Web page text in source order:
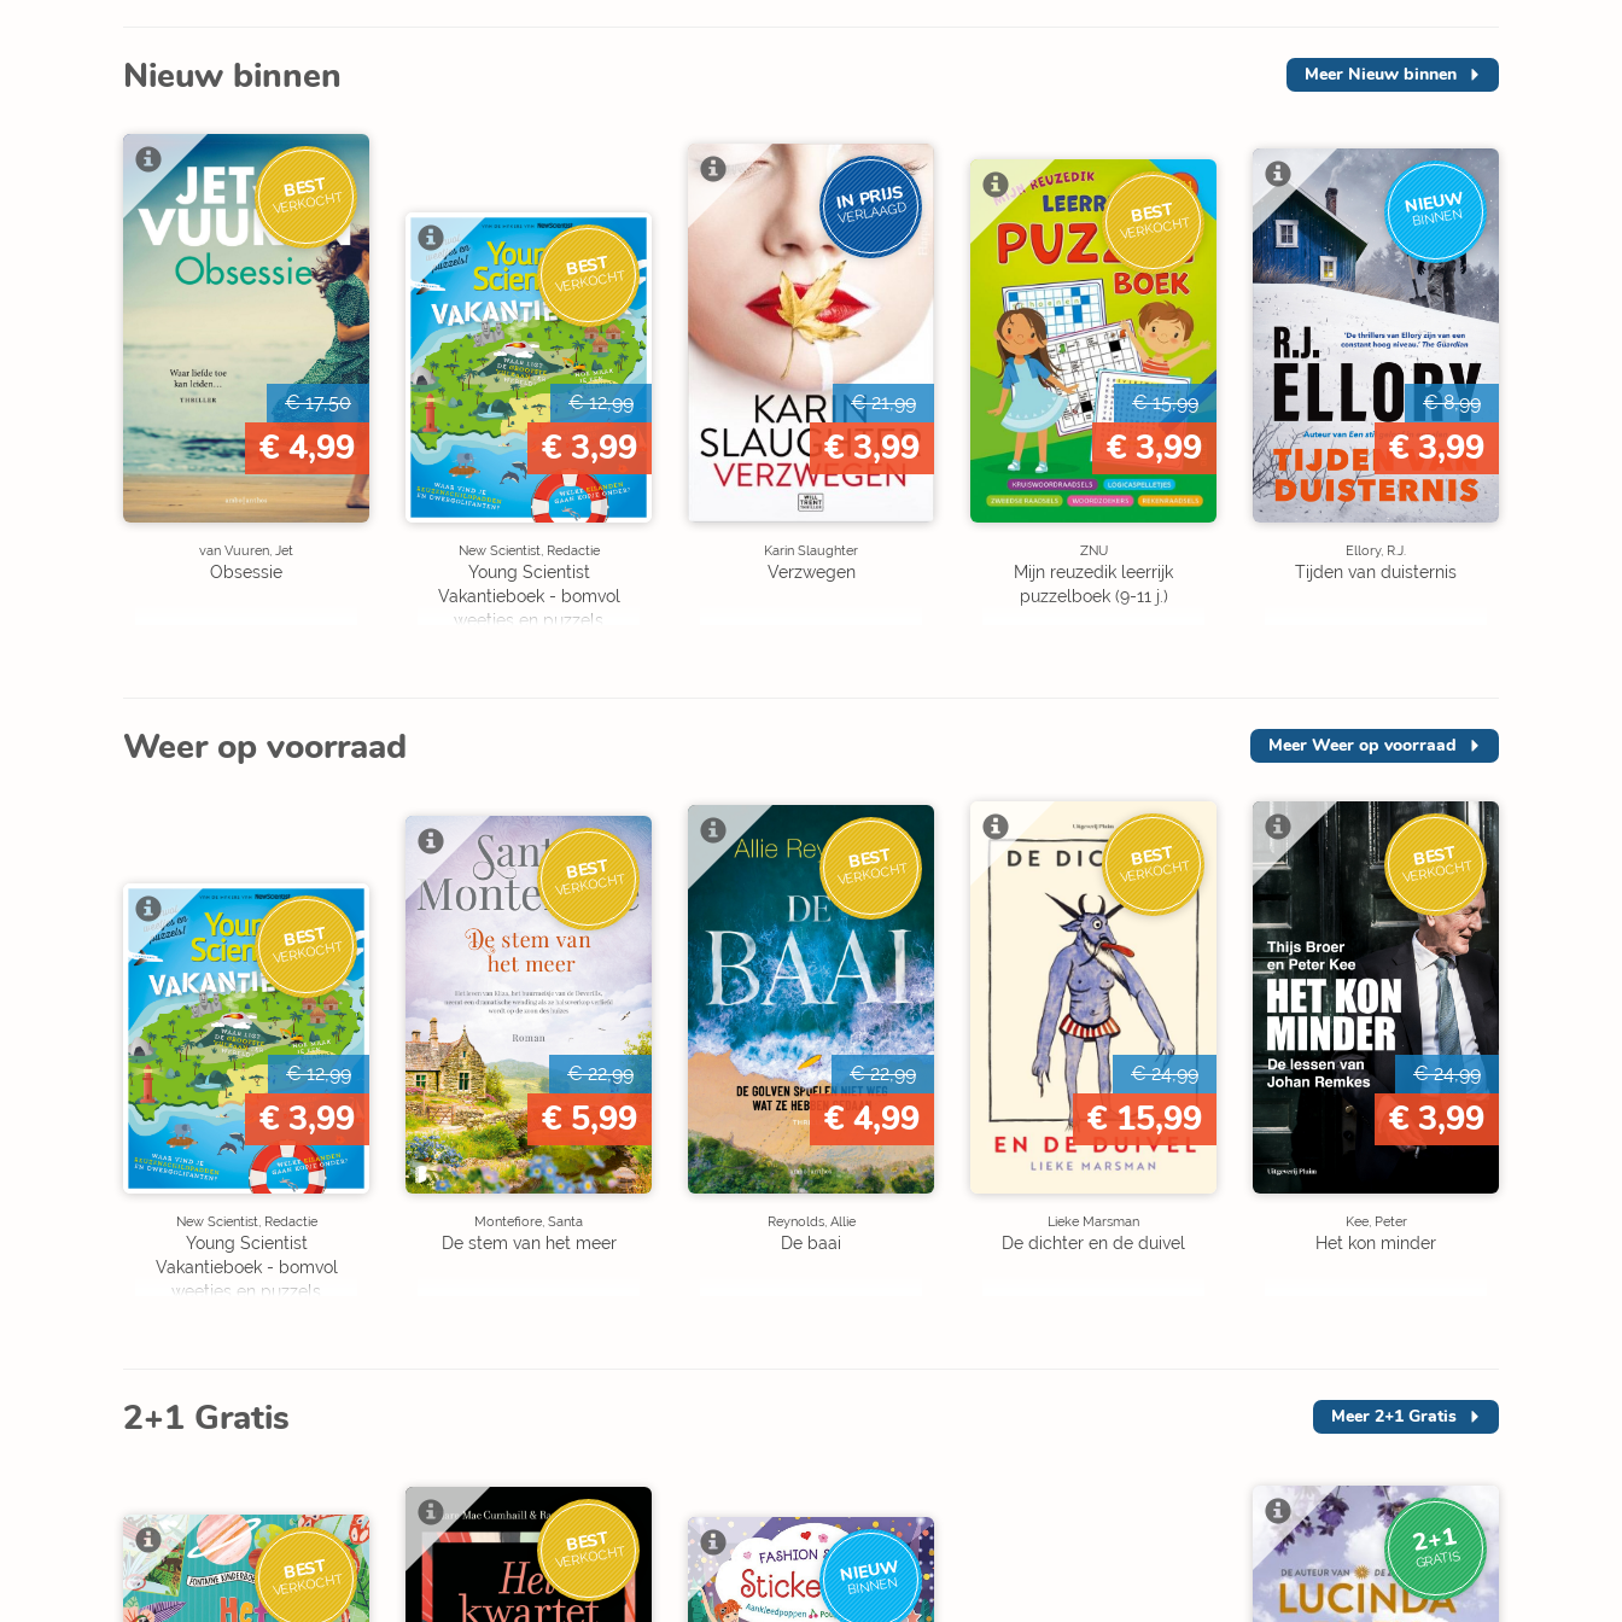
Nieuw binnen Meer Nieuw binnen
BEST
VERKOCHT
€ 17,50
€ 4,99
van Vuuren, Jet
Obsessie
BEST
VERKOCHT
€ 12,99
€ 3,99
New Scientist, Redactie
Young Scientist
Vakantieboek - bomvol
weetjes en puzzels
IN PRIJS
VERLAAGD
€ 21,99
€ 3,99
Karin Slaughter
Verzwegen
BEST
VERKOCHT
€ 15,99
€ 3,99
ZNU
Mijn reuzedik leerrijk
puzzelboek (9-11 j.)
NIEUW
BINNEN
€ 8,99
€ 3,99
Ellory, R.J.
Tijden van duisternis
Weer op voorraad Meer Weer op voorraad
BEST
VERKOCHT
€ 12,99
€ 3,99
New Scientist, Redactie
Young Scientist
Vakantieboek - bomvol
weetjes en puzzels
BEST
VERKOCHT
€ 22,99
€ 5,99
Montefiore, Santa
De stem van het meer
BEST
VERKOCHT
€ 22,99
€ 4,99
Reynolds, Allie
De baai
BEST
VERKOCHT
€ 24,99
€ 15,99
Lieke Marsman
De dichter en de duivel
BEST
VERKOCHT
€ 24,99
€ 3,99
Kee, Peter
Het kon minder
2+1 Gratis Meer 2+1 Gratis
BEST
VERKOCHT
BEST
VERKOCHT NIEUW
BINNEN
2+1
GRATIS